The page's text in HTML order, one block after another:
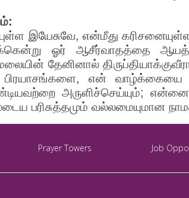
இயேசுவே, என்மீது
ஓர் ஆசீர்வாதத்தை
தேனினால்
என் வாழ்க்கையை
அருளிச்செய்யும்; என்னை
பரிசுத்தமும் வல்லமையுமான
Prayer Towers Job